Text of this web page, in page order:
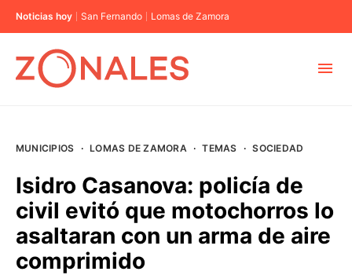
Noticias hoy San Fernando Lomas de Zamora
BUENOS AIRES
PROVINCIAS
MUNICIPIOS · LOMAS DE ZAMORA · TEMAS · SOCIEDAD
Isidro Casanova: policía de
civil evitó que motochorros lo
asaltaran con un arma de aire
comprimido